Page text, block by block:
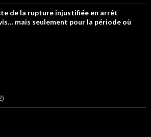
de la rupture injustifiée en arrêt
mais seulement pour la période où